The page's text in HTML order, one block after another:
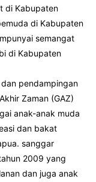
di Kabupaten
di Kabupaten
semangat
di Kabupaten
pendampingan
Zaman (GAZ)
anak-anak muda
dan bakat
sanggar
2009 yang
dan juga anak